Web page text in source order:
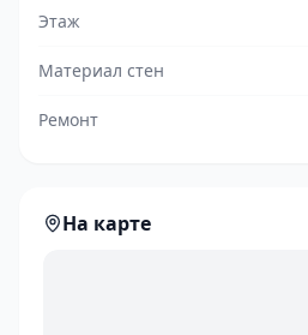
Этаж
Материал стен
Ремонт
На карте